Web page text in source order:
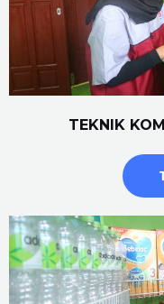
TEKNIK